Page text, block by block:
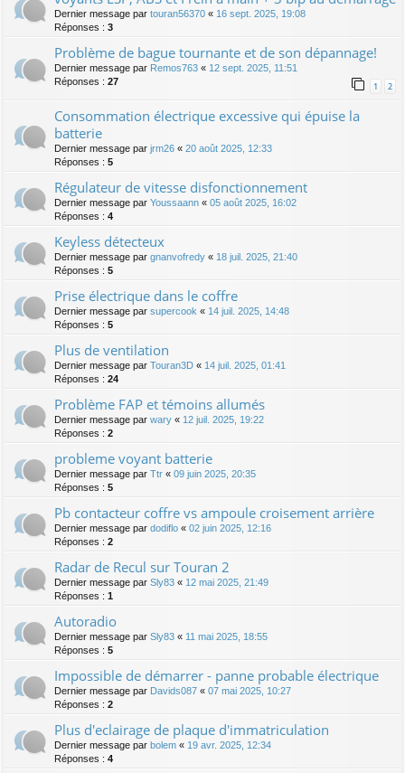
Dernier message par touran56370 « 16 sept. 2025, 19:08
Réponses : 3
Problème de bague tournante et de son dépannage!
Dernier message par Remos763 « 12 sept. 2025, 11:51
Réponses : 27 1 2
Consommation électrique excessive qui épuise la
batterie
Dernier message par jrm26 « 20 août 2025, 12:33
Réponses : 5
Régulateur de vitesse disfonctionnement
Dernier message par Youssaann « 05 août 2025, 16:02
Réponses : 4
Keyless détecteux
Dernier message par gnanvofredy « 18 juil. 2025, 21:40
Réponses : 5
Prise électrique dans le coffre
Dernier message par supercook « 14 juil. 2025, 14:48
Réponses : 5
Plus de ventilation
Dernier message par Touran3D « 14 juil. 2025, 01:41
Réponses : 24
Problème FAP et témoins allumés
Dernier message par wary « 12 juil. 2025, 19:22
Réponses : 2
probleme voyant batterie
Dernier message par Ttr « 09 juin 2025, 20:35
Réponses : 5
Pb contacteur coffre vs ampoule croisement arrière
Dernier message par dodiflo « 02 juin 2025, 12:16
Réponses : 2
Radar de Recul sur Touran 2
Dernier message par Sly83 « 12 mai 2025, 21:49
Réponses : 1
Autoradio
Dernier message par Sly83 « 11 mai 2025, 18:55
Réponses : 5
Impossible de démarrer - panne probable électrique
Dernier message par Davids087 « 07 mai 2025, 10:27
Réponses : 2
Plus d'eclairage de plaque d'immatriculation
Dernier message par bolem « 19 avr. 2025, 12:34
Réponses : 4